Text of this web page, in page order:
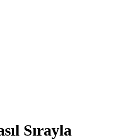
Sırayla